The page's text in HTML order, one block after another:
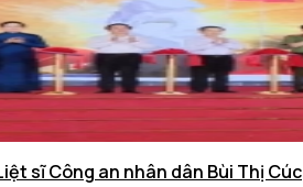
sĩ Công an nhân dân Bùi Thị Cúc